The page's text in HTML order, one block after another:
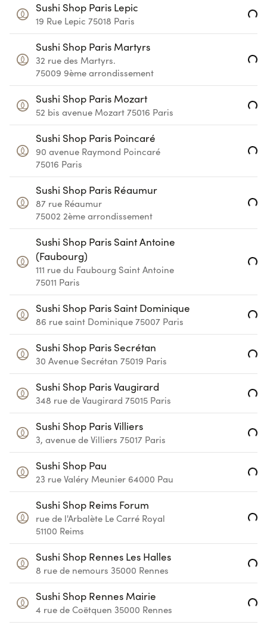
Sushi Shop Paris Lepic
19 Rue Lepic 75018 Paris Loading...
Sushi Shop Paris Martyrs
32 rue des Martyrs.
75009 9ème arrondissement Loading...
Sushi Shop Paris Mozart
52 bis avenue Mozart 75016 Paris Loading...
Sushi Shop Paris Poincaré
90 avenue Raymond Poincaré
75016 Paris Loading...
Sushi Shop Paris Réaumur
87 rue Réaumur
75002 2ème arrondissement Loading...
Sushi Shop Paris Saint Antoine
(Faubourg)
111 rue du Faubourg Saint Antoine
75011 Paris
Loading...
Sushi Shop Paris Saint Dominique
86 rue saint Dominique 75007 Paris Loading...
Sushi Shop Paris Secrétan
30 Avenue Secrétan 75019 Paris Loading...
Sushi Shop Paris Vaugirard
348 rue de Vaugirard 75015 Paris Loading...
Sushi Shop Paris Villiers
3, avenue de Villiers 75017 Paris Loading...
Sushi Shop Pau
23 rue Valéry Meunier 64000 Pau Loading...
Sushi Shop Reims Forum
rue de l'Arbalète Le Carré Royal
51100 Reims Loading...
Sushi Shop Rennes Les Halles
8 rue de nemours 35000 Rennes Loading...
Sushi Shop Rennes Mairie
4 rue de Coëtquen 35000 Rennes Loading...